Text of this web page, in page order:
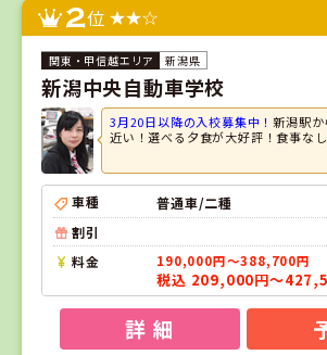
2位
新潟県
新潟中央自動車学校
3月20日以降の入校募集中！新潟駅
近い！選べる夕食が大好評！食事な
車種
普通車/二種
割引
料金
190,000円～388,700円
税込 209,000円～
詳 細